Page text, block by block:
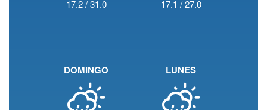
17.2/31.0 17.1 /27.0
DOMINGO LUNES